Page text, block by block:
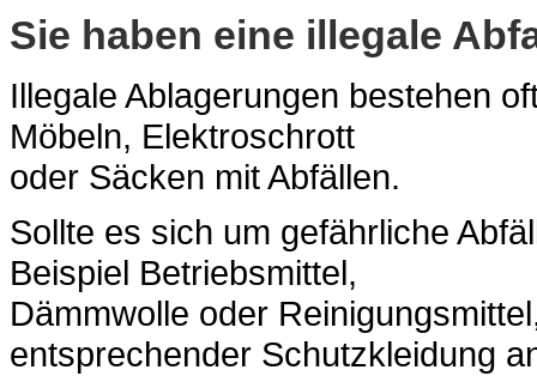
Sie haben eine illegale
Illegale Ablagerungen bestehen
Möbeln, Elektroschrott
oder Säcken mit Abfällen.
Sollte es sich um gefährliche
Beispiel Betriebsmittel,
Dämmwolle oder
entsprechender Schutzkleidung